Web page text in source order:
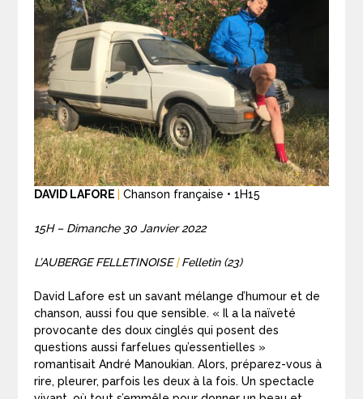
DAVID LAFORE Chanson française • 1H15
15H – Dimanche 30 Janvier 2022
L’AUBERGE FELLETINOISE|Felletin (23)
David Lafore est un savant mélange d’humour et de
chanson, aussi fou que sensible. « Il a la naïveté
provocante des doux cinglés qui posent des
questions aussi farfelues qu’essentielles »
romantisait André Manoukian. Alors, préparez-vous à
rire, pleurer, parfois les deux à la fois. Un spectacle